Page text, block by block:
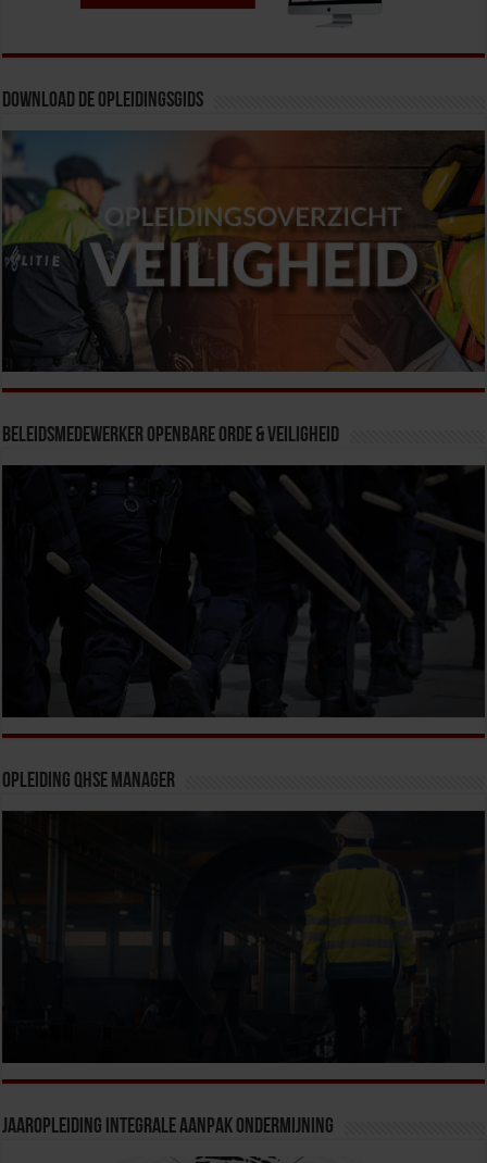
Download de opleidingsgids
Beleidsmedewerker Openbare Orde & Veiligheid
Opleiding QHSE Manager
Jaaropleiding Integrale Aanpak Ondermijning